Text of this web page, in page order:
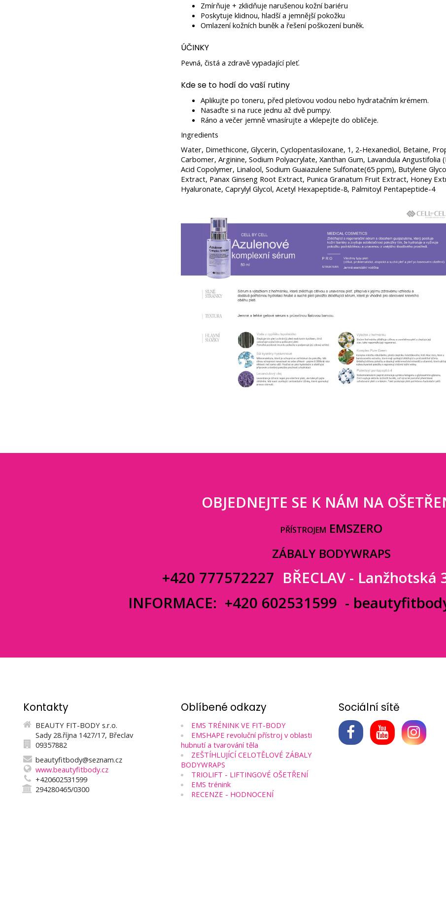
Zmírňuje + zklidňuje narušenou kožní bariéru
Poskytuje klidnou, hladší a jemnější pokožku
Omlazení kožních buněk a řešení poškození buněk.
ÚČINKY
Pevná, čistá a zdravě vypadající pleť.
Kde se to hodí do vaší rutiny
Aplikujte po toneru, před pleťovou vodou nebo hydratačním krémem.
Nasaďte si na ruce jednu až dvě pumpy.
Ráno a večer jemně vmasírujte a vklepejte do obličeje.
Ingredients
Water, Dimethicone, Glycerin, Cyclopentasiloxane, 1, 2-Hexanediol, Betaine,
Carbomer, Arginine, Sodium Polyacrylate, Xanthan Gum, Lavandula Angustifolia
Acid Copolymer, Linalool, Sodium Guaiazulene Sulfonate(65 ppm), Butylene
Extract, Panax Ginseng Root Extract, Punica Granatum Fruit Extract, Honey
Hyaluronate, Caprylyl Glycol, Acetyl Hexapeptide-8, Palmitoyl Pentapeptide-4
OBJEDNEJTE SE K NÁM NA
PŘÍSTROJEM EMSZERO
ZÁBALY BODYWRAPS
+420 777572227 BŘECLAV - Lanžhotská
INFORMACE: +420 602531599 -
Kontakty
BEAUTY FIT-BODY s.r.o.
Sady 28.října 1427/17, Břeclav
09357882
beautyfitbody@seznam.cz
www.beautyfitbody.cz
+420602531599
294280465/0300
Oblíbené odkazy
EMS TRÉNINK VE FIT-BODY
EMSHAPE revoluční přístroj v oblasti
hubnutí a tvarování těla
ZEŠTÍHLUJÍCÍ CELOTĚLOVÉ ZÁBALY
BODYWRAPS
TRIOLIFT - LIFTINGOVÉ OŠETŘENÍ
EMS trénink
RECENZE - HODNOCENÍ
Sociální sítě